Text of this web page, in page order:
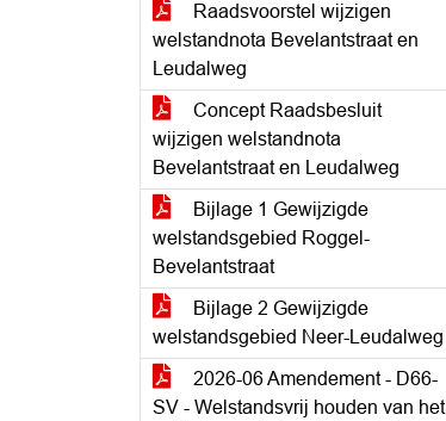
Raadsvoorstel wijzigen
welstandnota Bevelantstraat en
Leudalweg
Concept Raadsbesluit
wijzigen welstandnota
Bevelantstraat en Leudalweg
Bijlage 1 Gewijzigde
welstandsgebied Roggel-
Bevelantstraat
Bijlage 2 Gewijzigde
welstandsgebied Neer-Leudalweg
2026-06 Amendement - D66-
SV - Welstandsvrij houden van het